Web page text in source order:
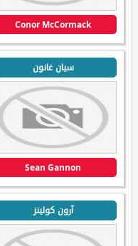
Conor McCormack
سيان غانون
Sean Gannon
آرون كولينز